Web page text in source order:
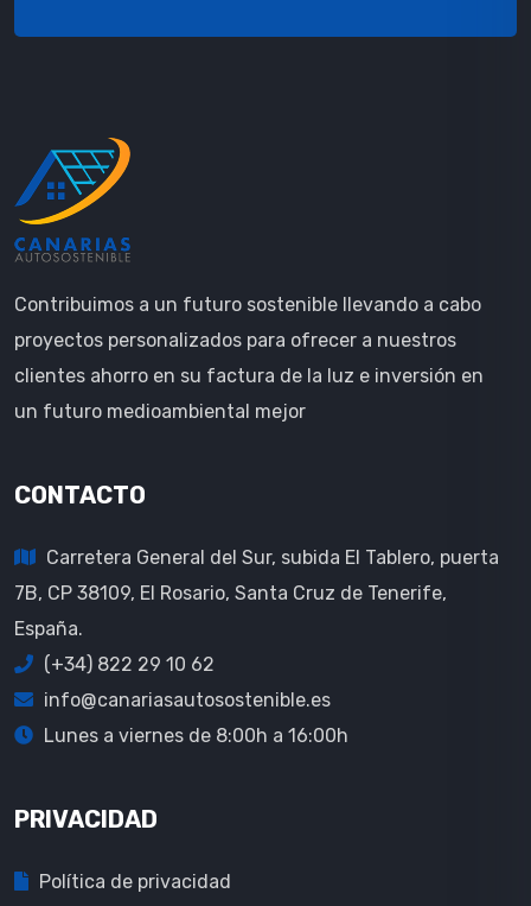
Contribuimos a un futuro sostenible llevando a cabo
proyectos personalizados para ofrecer a nuestros
clientes ahorro en su factura de la luz e inversión en
un futuro medioambiental mejor
CONTACTO
Carretera General del Sur, subida El Tablero, puerta
7B, CP 38109, El Rosario, Santa Cruz de Tenerife,
España.
(+34) 822 29 10 62
info@canariasautosostenible.es
Lunes a viernes de 8:00h a 16:00h
PRIVACIDAD
Política de privacidad